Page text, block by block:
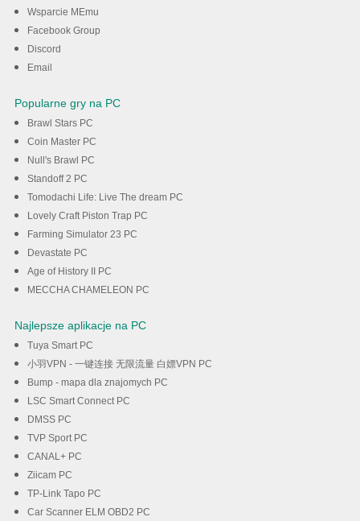
Wsparcie MEmu
Facebook Group
Discord
Email
Popularne gry na PC
Brawl Stars PC
Coin Master PC
Null's Brawl PC
Standoff 2 PC
Tomodachi Life: Live The dream PC
Lovely Craft Piston Trap PC
Farming Simulator 23 PC
Devastate PC
Age of History II PC
MECCHA CHAMELEON PC
Najlepsze aplikacje na PC
Tuya Smart PC
小羽VPN - 一键连接 无限流量 白嫖VPN PC
Bump - mapa dla znajomych PC
LSC Smart Connect PC
DMSS PC
TVP Sport PC
CANAL+ PC
Ziicam PC
TP-Link Tapo PC
Car Scanner ELM OBD2 PC